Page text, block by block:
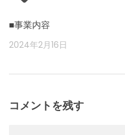
■事業内容
2024年2月16日
コメントを残す